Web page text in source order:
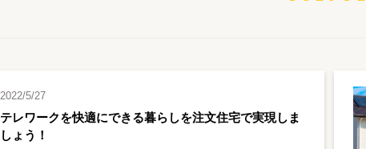
2022/5/27
テレワークを快適にできる暮らしを注文住宅で実現しま
しょう！